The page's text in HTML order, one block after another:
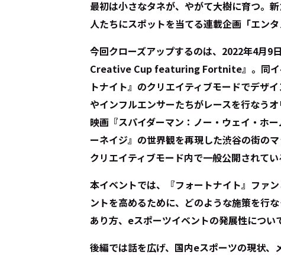
最初は小さなタネが、やがて大樹に育つ――
人たちにスポットを当てる連載企画「エンタ
今回クローズアップするのは、2022年4月9
Creative Cup featuring Fortnite』。同イ
トナイト』のクリエイティブモードでデザ
やインフルエンサーたちがレースを行なう
映画『スパイダーマン：ノー・ウェイ・ホ
ーネイジ』の世界観を再現した渋谷の街の
クリエイティブモード内で一般公開されてい
本イベントでは、『フォートナイト』ファ
ントを高めるために、どのような施策を行
あり方、eスポーツイベントの発展性につい
後編では話を広げ、国内eスポーツの現状